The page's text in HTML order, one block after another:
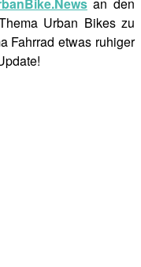
an den
Urban Bikes zu
Fahrrad etwas ruhiger